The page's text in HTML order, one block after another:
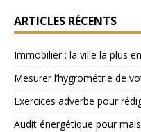
ARTICLES RÉCENTS
Immobilier : la ville la plus
Mesurer l’hygrométrie de
Exercices adverbe pour
Audit énergétique pour